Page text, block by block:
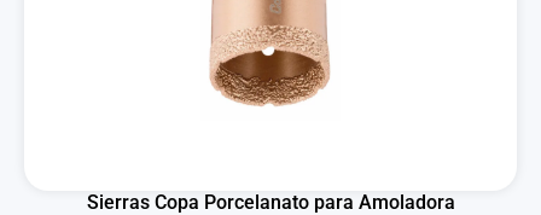
Sierras Copa Porcelanato para Amoladora